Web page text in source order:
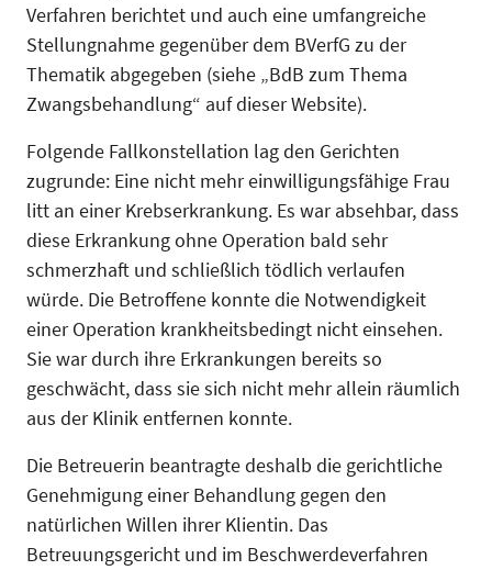
Verfahren berichtet und auch eine umfangreiche
Stellungnahme gegenüber dem BVerfG zu der
Thematik abgegeben (siehe „BdB zum Thema
Zwangsbehandlung“ auf dieser Website).
Folgende Fallkonstellation lag den Gerichten
zugrunde: Eine nicht mehr einwilligungsfähige Frau
litt an einer Krebserkrankung. Es war absehbar, dass
diese Erkrankung ohne Operation bald sehr
schmerzhaft und schließlich tödlich verlaufen
würde. Die Betroffene konnte die Notwendigkeit
einer Operation krankheitsbedingt nicht einsehen.
Sie war durch ihre Erkrankungen bereits so
geschwächt, dass sie sich nicht mehr allein räumlich
aus der Klinik entfernen konnte.
Die Betreuerin beantragte deshalb die gerichtliche
Genehmigung einer Behandlung gegen den
natürlichen Willen ihrer Klientin. Das
Betreuungsgericht und im Beschwerdeverfahren